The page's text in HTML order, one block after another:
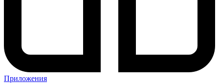
Приложения